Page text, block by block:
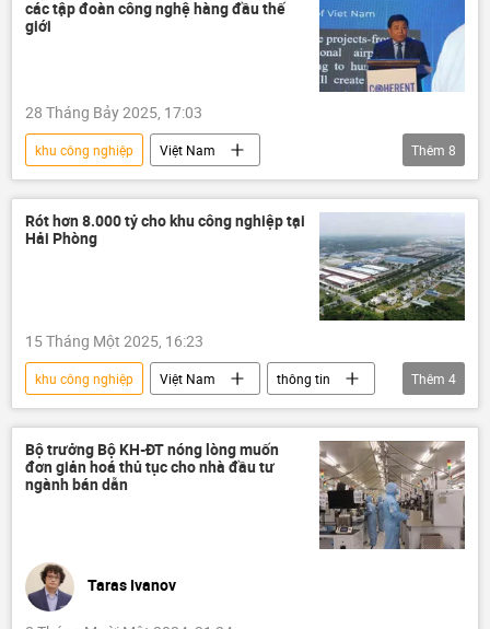
Đông Nam Á
nhà máy lọc dầu
các tập đoàn công nghệ hàng đầu thế
giới
28 Tháng Bảy 2025, 17:03
khu công nghiệp
Việt Nam
Nguyễn Chí Dũng
công nghệ
Kinh tế
Đồng Nai
sản xuất
Châu Á
Thêm 8
Rót hơn 8.000 tỷ cho khu công nghiệp tại
Hải Phòng
15 Tháng Một 2025, 16:23
khu công nghiệp Việt Nam
thông tin
Hải Phòng
xây dựng
dự án
Công nghiệp
Thêm 4
Bộ trưởng Bộ KH-ĐT nóng lòng muốn
đơn giản hoá thủ tục cho nhà đầu tư
ngành bán dẫn
Taras Ivanov